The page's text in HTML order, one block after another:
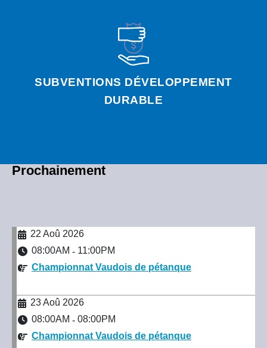
SUBVENTIONS DÉVELOPPEMENT
DURABLE
Prochainement
22 Aoû 2026
08:00AM - 11:00PM
Championnat Vaudois de pétanque
23 Aoû 2026
08:00AM - 08:00PM
Championnat Vaudois de pétanque